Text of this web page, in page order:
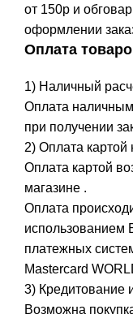
от 150р и
оформлении
Оплата
1) Наличный
Оплата
при получении
2) Оплата картой
Оплата картой
магазине .
Оплата
использованием
платежных
Mastercard
3) Кредитование
Возможна